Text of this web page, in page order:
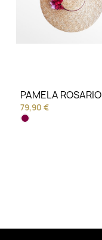
PAMELA ROSARIO
79,90 €